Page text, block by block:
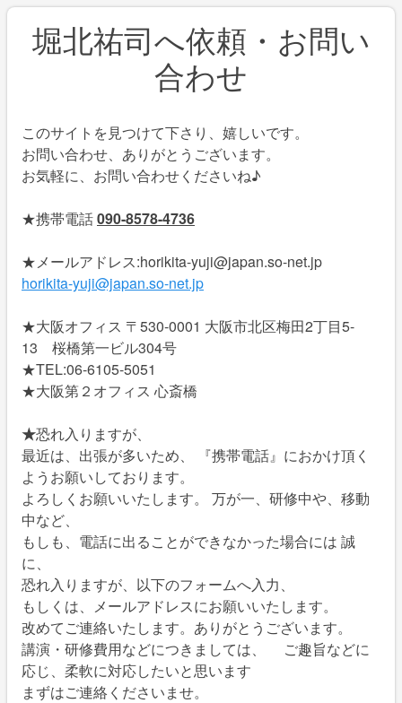
堀北祐司へ依頼・お問い
合わせ
このサイトを見つけて下さり、嬉しいです。
お問い合わせ、ありがとうございます。
お気軽に、お問い合わせくださいね♪
★携帯電話090-8578-4736
★メールアドレス:horikita-yuji@japan.so-net.jp
horikita-yuji@japan.so-net.jp
★大阪オフィス 〒530-0001 大阪市北区梅田2丁目5-
13 桜橋第一ビル304号
★TEL:06-6105-5051
★大阪第２オフィス 心斎橋
★恐れ入りますが、
最近は、出張が多いため、 『携帯電話』におかけ頂く
ようお願いしております。
よろしくお願いいたします。 万が一、研修中や、移動
中など、
もしも、電話に出ることができなかった場合には 誠
に、
恐れ入りますが、以下のフォームへ入力、
もしくは、メールアドレスにお願いいたします。
改めてご連絡いたします。ありがとうございます。
講演・研修費用などにつきましては、 ご趣旨などに
応じ、柔軟に対応したいと思います
まずはご連絡くださいませ。